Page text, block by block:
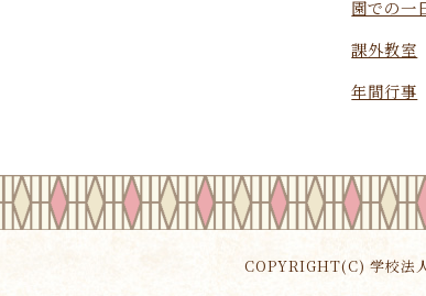
園での一
課外教室
年間行事
COPYRIGHT(C) 学校法